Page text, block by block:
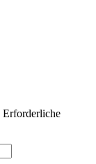
Erforderliche